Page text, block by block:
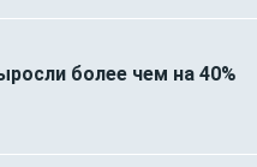
более чем на 40%